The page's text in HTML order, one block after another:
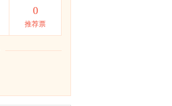
0
推荐票